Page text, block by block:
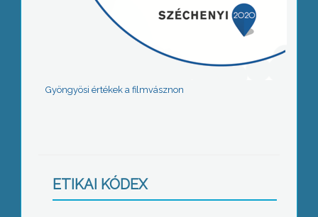
Gyöngyösi értékek a filmvásznon
ETIKAI KÓDEX